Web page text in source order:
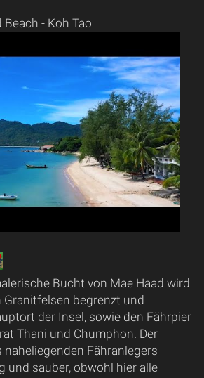
- Koh Tao
Bucht von Mae Haad wird
begrenzt und
der Insel, sowie den Fährpier
Thani und Chumphon. Der
Fähranlegers
und sauber, obwohl hier alle